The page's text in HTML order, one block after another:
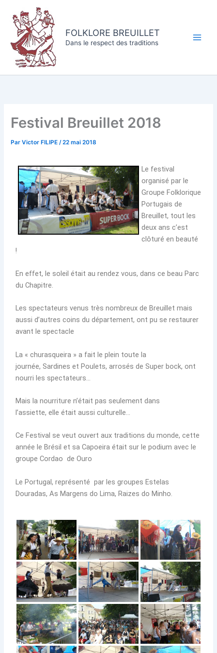
contenu
FOLKLORE BREUILLET
Dans le respect des traditions
Festival Breuillet 2018
ParVictor FILIPE/22 mai 2018
Le festival
organisé par le
Groupe Folklorique
Portugais de
Breuillet, tout les
deux ans c’est
clôturé en beauté
!
En effet, le soleil était au rendez vous, dans ce beau Parc
du Chapitre.
Les spectateurs venus très nombreux de Breuillet mais
aussi d’autres coins du département, ont pu se restaurer
avant le spectacle
La « churasqueira » a fait le plein toute la
journée, Sardines et Poulets, arrosés de Super bock, ont
nourri les spectateurs…
Mais la nourriture n’était pas seulement dans
l’assiette, elle était aussi culturelle…
Ce Festival se veut ouvert aux traditions du monde, cette
année le Brésil et sa Capoeira était sur le podium avec le
groupe Cordao de Ouro
Le Portugal, représenté par les groupes Estelas
Douradas, As Margens do Lima, Raizes do Minho.